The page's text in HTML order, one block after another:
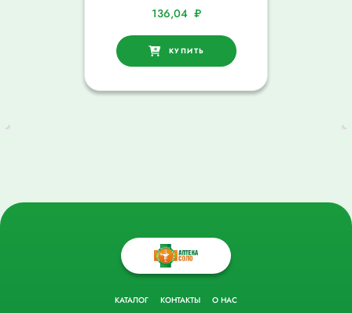
136,04 ₽
КУПИТЬ
КАТАЛОГ КОНТАКТЫ О НАС